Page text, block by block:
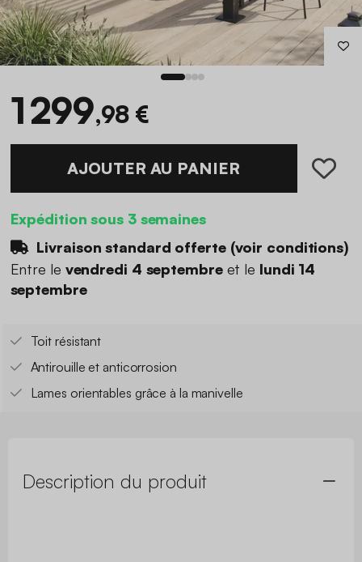
1 299,98 €
AJOUTER AU PANIER
Expédition sous 3 semaines
Livraison standard offerte (voir conditions)
Entre le vendredi 4 septembreet le lundi 14
septembre
Toit résistant
Antirouille et anticorrosion
Lames orientables grâce à la manivelle
Description du produit